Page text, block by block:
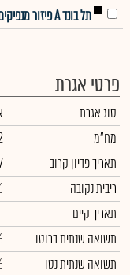
תל בונד A פיזור מנפיקים
פרטי אגרת
סוג אגרת
מח"מ
תאריך פדיון קרוב
ריבית נקובה
תאריך קיים
תשואה שנתית ברוטו
תשואה שנתית נטו